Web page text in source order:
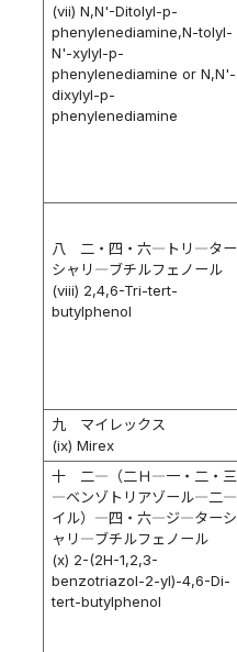
(vii) N,N'-Ditolyl-p-
phenylenediamine,N-tolyl-
N'-xylyl-p-
phenylenediamine or N,N'-
dixylyl-p-
phenylenediamine
八 二・四・六―トリ―ター
シャリ―ブチルフェノール
(viii) 2,4,6-Tri-tert-
butylphenol
九 マイレックス
(ix) Mirex
十 二―（二Ｈ―一・二・三
―ベンゾトリアゾール―二―
イル）―四・六―ジ―ターシ
ャリ―ブチルフェノール
(x) 2-(2H-1,2,3-
benzotriazol-2-yl)-4,6-Di-
tert-butylphenol